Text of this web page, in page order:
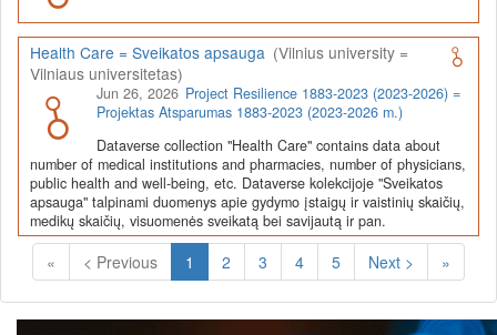
Health Care = Sveikatos apsauga (Vilnius university =
Vilniaus universitetas)
Jun 26, 2026 Project Resilience 1883-2023 (2023-2026) =
Projektas Atsparumas 1883-2023 (2023-2026 m.)
Dataverse collection "Health Care" contains data about
number of medical institutions and pharmacies, number of physicians,
public health and well-being, etc. Dataverse kolekcijoje "Sveikatos
apsauga" talpinami duomenys apie gydymo įstaigų ir vaistinių skaičių,
medikų skaičių, visuomenės sveikatą bei savijautą ir pan.
« < Previous 1 (Current)
2 3 4 5 Next > »